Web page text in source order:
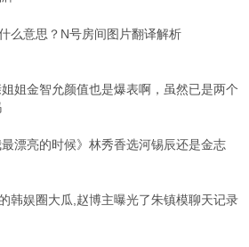
么意思？N号房间图片翻译解析
姐金智允颜值也是爆表啊，虽然已是两个
漂亮的时候》林秀香选河锡辰还是金志
韩娱圈大瓜,赵博主曝光了朱镇模聊天记录